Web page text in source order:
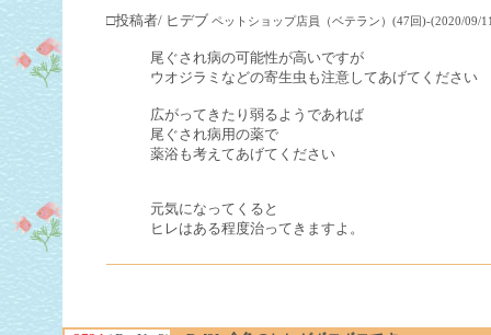
□投稿者/ ヒデブ ペットショップ店員（ベテラン）(47回)-(2020/09/
尾ぐされ病の可能性が高いですが
ウオジラミなどの寄生虫も注意してあげてください
広がってきたり弱るようであれば
尾ぐされ病用の薬で
薬浴も考えてあげてください
元気になってくると
ヒレはある程度治ってきますよ。